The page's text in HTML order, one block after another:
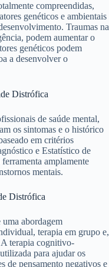
compreendidas,
genéticos e ambientais
Traumas na
podem aumentar o
genéticos podem
a desenvolver o
Distrófica
de saúde mental,
os sintomas e o histórico
em critérios
e Estatístico de
amplamente
mentais.
Distrófica
abordagem
terapia em grupo e,
A terapia cognitivo-
para ajudar os
de pensamento negativos e